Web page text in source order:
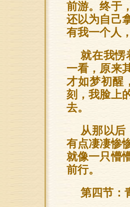
前游。终于
还以为自己
有我一个人
就在我愣
一看，原来
才如梦初醒
刻，我脸上
去。
从那以后
有点凄凄惨
就像一只懵
前行。
第四节：